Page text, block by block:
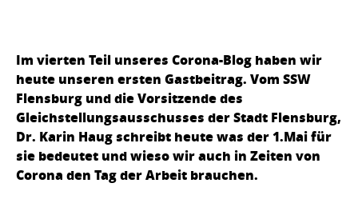
Im vierten Teil unseres Corona-Blog haben wir
heute unseren ersten Gastbeitrag. Vom SSW
Flensburg und die Vorsitzende des
Gleichstellungsausschusses der Stadt Flensburg,
Dr. Karin Haug schreibt heute was der 1.Mai für
sie bedeutet und wieso wir auch in Zeiten von
Corona den Tag der Arbeit brauchen.